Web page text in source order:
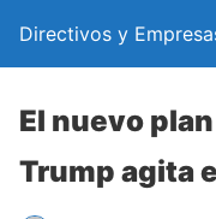
Directivos y
El nuevo
Trump agita